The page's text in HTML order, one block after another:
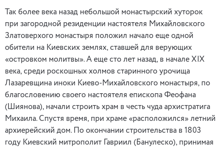
Так более века назад небольшой монастырский хуторок
при загородной резиденции настоятеля Михайловского
Златоверхого монастыря положил начало еще одной
обители на Киевских землях, ставшей для верующих
«островком молитвы». А еще сто лет назад, в начале ХІХ
века, среди роскошных холмов старинного урочища
Лазаревщина иноки Киево-Михайловского монастыря, по
благословению своего настоятеля епископа Феофана
(Шиянова), начали строить храм в честь чуда архистратига
Михаила. Спустя время, при храме «расположился» летний
архиерейский дом. По окончании строительства в 1803
году Киевский митрополит Гавриил (Банулеско), принимая